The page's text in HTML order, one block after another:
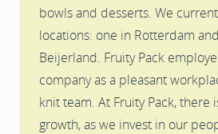
bowls and desserts. We
locations: one in Rotterdam
Beijerland. Fruity Pack
company as a pleasant
knit team. At Fruity Pack, there
growth, as we invest in our